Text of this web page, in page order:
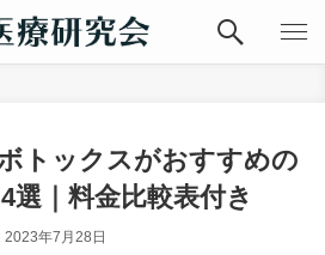
トックスがおすすめの
選｜料金比較表付き
2023年7月28日